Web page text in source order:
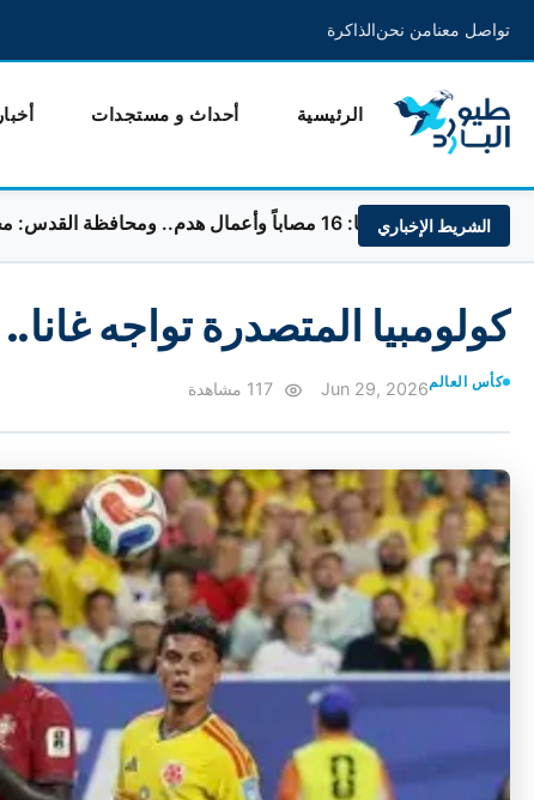
تواصل معنامن نحنالذاكرة
الرئيسية أحداث و مستجدات
الشريط الإخباري
ومحافظة القدس: مخطط لفصله عن الضفة
كولومبيا المتصدرة تواجه
كأس العالمJun 29, 2026